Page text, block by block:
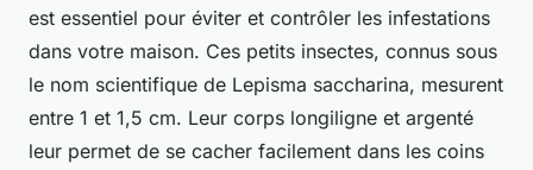
est essentiel pour éviter et contrôler les infestations
dans votre maison. Ces petits insectes, connus sous
le nom scientifique de Lepisma saccharina, mesurent
entre 1 et 1,5 cm. Leur corps longiligne et argenté
leur permet de se cacher facilement dans les coins